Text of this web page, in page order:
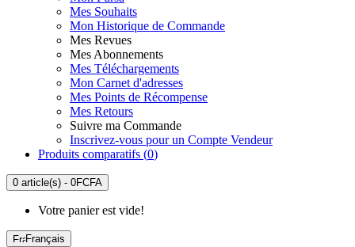
Mes Souhaits
Mon Historique de Commande
Mes Revues
Mes Abonnements
Mes Téléchargements
Mon Carnet d'adresses
Mes Points de Récompense
Mes Retours
Suivre ma Commande
Inscrivez-vous pour un Compte Vendeur
Produits comparatifs (0)
0 article(s) - 0FCFA
Votre panier est vide!
Français